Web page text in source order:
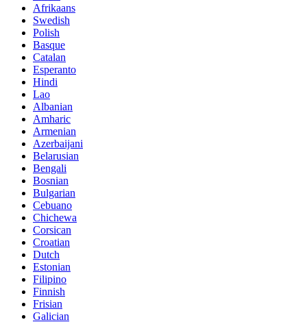
Afrikaans
Swedish
Polish
Basque
Catalan
Esperanto
Hindi
Lao
Albanian
Amharic
Armenian
Azerbaijani
Belarusian
Bengali
Bosnian
Bulgarian
Cebuano
Chichewa
Corsican
Croatian
Dutch
Estonian
Filipino
Finnish
Frisian
Galician